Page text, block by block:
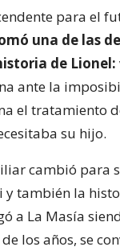
para el
una de las
de Lionel:
ante la
el tratamiento
su hijo.
cambió para
y también la
a La Masía
los años, se